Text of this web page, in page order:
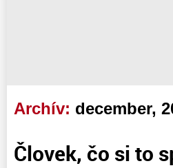
Archív: december,
Človek, čo si to